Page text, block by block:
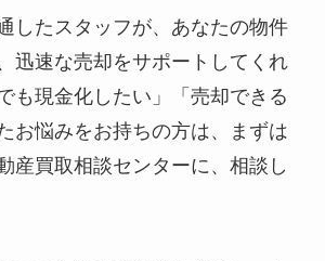
したスタッフが、あなたの物件
迅速な売却をサポートしてくれ
も現金化したい」「売却できる
お悩みをお持ちの方は、まずは
産買取相談センターに、相談し